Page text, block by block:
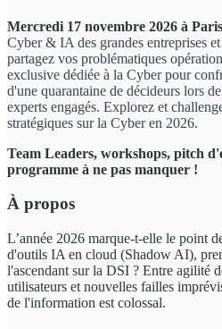
Mercredi 17 novembre 2026 à
Cyber & IA des grandes entreprises
partagez vos problématiques
exclusive dédiée à la Cyber pour
d'une quarantaine de décideurs lors
experts engagés. Explorez et
stratégiques sur la Cyber en 2026.
Team Leaders, workshops, pitch
programme à ne pas manquer !
À propos
L’année 2026 marque-t-elle le point
d'outils IA en cloud (Shadow AI),
l'ascendant sur la DSI ? Entre agilité
utilisateurs et nouvelles failles
de l'information est colossal.